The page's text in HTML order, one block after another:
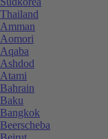
Thailand
Amman
Aomori
Aqaba
Ashdod
Atami
Bahrain
Baku
Bangkok
Beerscheba